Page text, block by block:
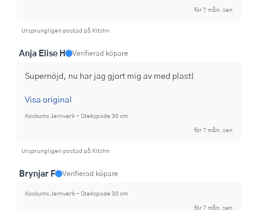
för 7 mån. sen
Ursprungligen postad på Kitchn
Anja Elise H Verifierad köpare
Supernöjd, nu har jag gjort mig av med plast!
Visa original
Kockums Jernverk - Stekspade 30 cm
för 7 mån. sen
Ursprungligen postad på Kitchn
Brynjar F Verifierad köpare
Kockums Jernverk - Stekspade 30 cm
för 7 mån. sen